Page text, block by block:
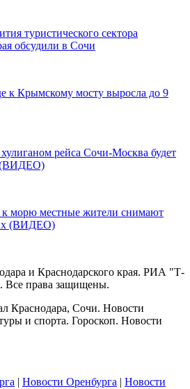
туристического сектора
обсудили в Сочи
к Крымскому мосту выросла до 9
рейса Сочи-Москва будет
(ВИДЕО)
к морю местные жители снимают
(ВИДЕО)
и Краснодарского края. РИА "Т-
права защищены.
Краснодара, Сочи. Новости
и спорта. Гороскоп. Новости
| Новости Оренбурга | Новости